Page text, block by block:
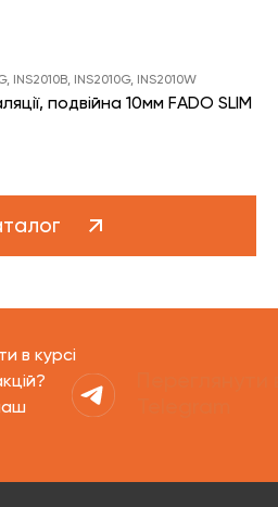
INS2010B, INS2010G, INS2010W
подвійна 10мм FADO SLIM
в курсі